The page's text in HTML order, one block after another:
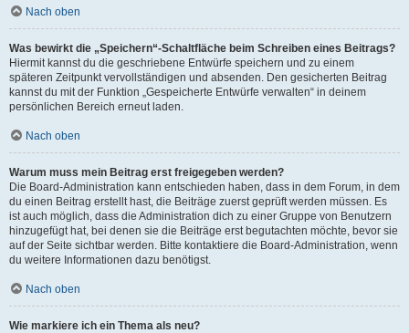
Nach oben
Was bewirkt die „Speichern“-Schaltfläche beim Schreiben eines Beitrags?
Hiermit kannst du die geschriebene Entwürfe speichern und zu einem
späteren Zeitpunkt vervollständigen und absenden. Den gesicherten Beitrag
kannst du mit der Funktion „Gespeicherte Entwürfe verwalten“ in deinem
persönlichen Bereich erneut laden.
Nach oben
Warum muss mein Beitrag erst freigegeben werden?
Die Board-Administration kann entschieden haben, dass in dem Forum, in dem
du einen Beitrag erstellt hast, die Beiträge zuerst geprüft werden müssen. Es
ist auch möglich, dass die Administration dich zu einer Gruppe von Benutzern
hinzugefügt hat, bei denen sie die Beiträge erst begutachten möchte, bevor sie
auf der Seite sichtbar werden. Bitte kontaktiere die Board-Administration, wenn
du weitere Informationen dazu benötigst.
Nach oben
Wie markiere ich ein Thema als neu?